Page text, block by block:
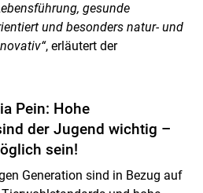
gesunde
und besonders natur- und
, erläutert der
Pein: Hohe
der Jugend wichtig –
sein!
Generation sind in Bezug auf